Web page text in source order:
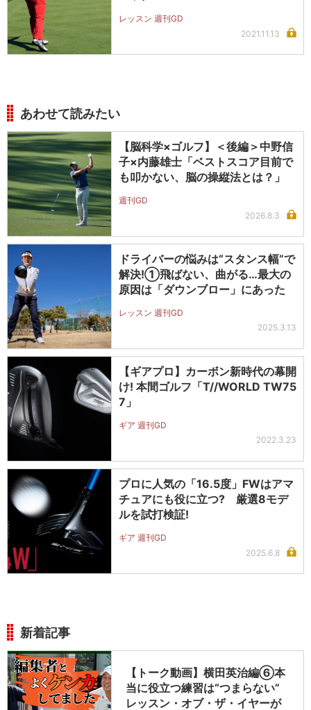
レッスン 週刊GD
2021.11.13
あわせて読みたい
【脳科学×ゴルフ】＜後編＞中野信
子×内藤雄士「ベストスコア目前で
も叩かない、脳の操縦法とは？」
週刊GD
2026.8.3
ドライバーの悩みは“スタンス幅”で
解決!①飛ばない、曲がる…最大の
原因は「ダウンブロー」にあった
レッスン 週刊GD
2025.3.13
【ギアプロ】カーボン新時代の幕開
け! 本間ゴルフ「T//WORLD TW75
7」
ギア 週刊GD
2022.3.23
プロに人気の「16.5度」FWはアマ
チュアにも役に立つ? 厳選8モデ
ルを試打検証!
ギア 週刊GD
2025.6.8
新着記事
【トーク動画】横田英治編⑥本
当に役立つ練習は“つまらない”
レッスン・オブ・ザ・イヤーが